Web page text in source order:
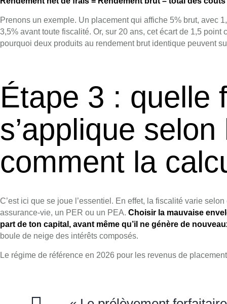
Prenons un exemple. Un placement qui affiche 5% brut, avec
3,5% avant toute fiscalité. Or, sur 20 ans, cet écart de 1,5
pourquoi deux produits au rendement brut identique peuvent
Étape 3 : quelle
s’applique selon
comment la
C’est ici que se joue l’essentiel. En effet, la fiscalité varie
assurance-vie, un PER ou un PEA. Choisir la mauvaise
part de ton capital, avant même qu’il ne génère de
boule de neige des intérêts composés.
Le régime de référence en 2026 pour les revenus de